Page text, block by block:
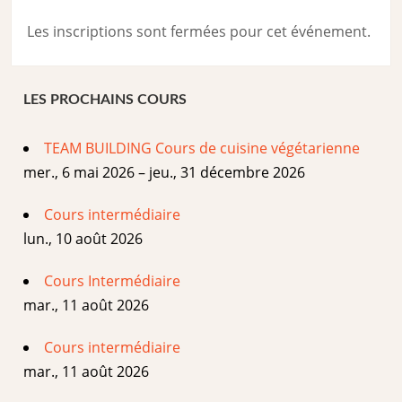
Les inscriptions sont fermées pour cet événement.
LES PROCHAINS COURS
TEAM BUILDING Cours de cuisine végétarienne
mer., 6 mai 2026 – jeu., 31 décembre 2026
Cours intermédiaire
lun., 10 août 2026
Cours Intermédiaire
mar., 11 août 2026
Cours intermédiaire
mar., 11 août 2026